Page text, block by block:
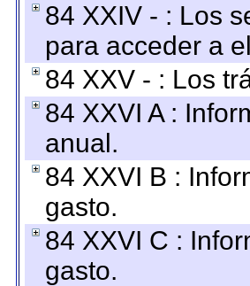
84 XXIV - : Los
para acceder a
84 XXV - : Los
84 XXVI A :
anual.
84 XXVI B :
gasto.
84 XXVI C :
gasto.